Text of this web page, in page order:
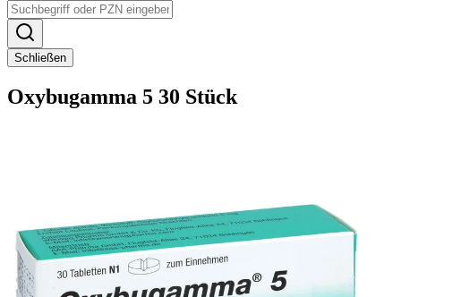
Schließen
Oxybugamma 5 30 Stück